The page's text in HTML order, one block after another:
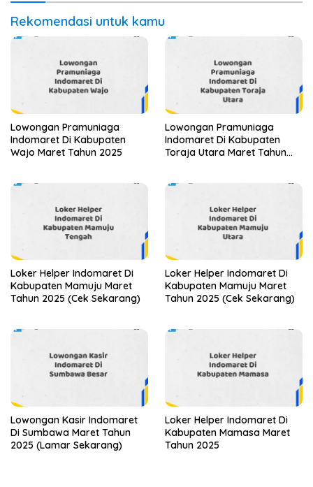
Rekomendasi untuk kamu
Lowongan Pramuniaga
Indomaret Di Kabupaten
Wajo Maret Tahun 2025
Lowongan Pramuniaga
Indomaret Di Kabupaten
Toraja Utara Maret Tahun
Loker Helper Indomaret Di
Kabupaten Mamuju Maret
Tahun 2025 (Cek Sekarang)
Loker Helper Indomaret Di
Kabupaten Mamuju Maret
Tahun 2025 (Cek Sekarang)
Lowongan Kasir Indomaret
Di Sumbawa Maret Tahun
2025 (Lamar Sekarang)
Loker Helper Indomaret Di
Kabupaten Mamasa Maret
Tahun 2025